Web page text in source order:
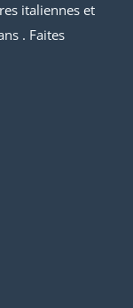
italiennes et
. Faites